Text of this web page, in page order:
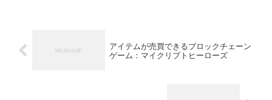
アイテムが売買できるブロックチェーン
ゲーム：マイクリプトヒーローズ